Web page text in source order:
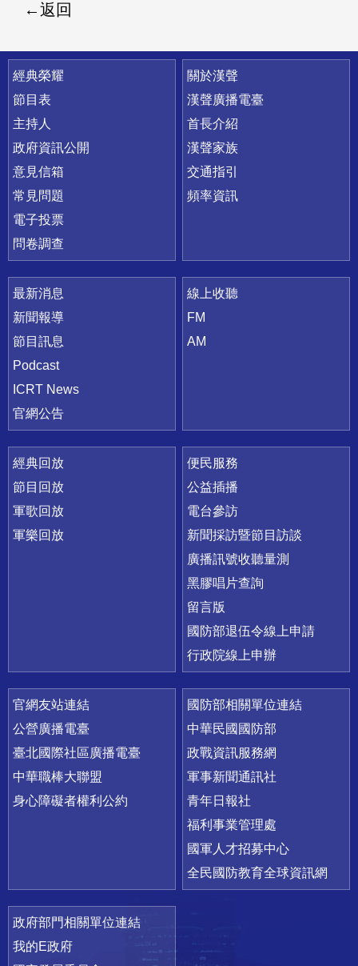
返回
快速連結
經典榮耀
節目表
主持人
政府資訊公開
意見信箱
常見問題
電子投票
問卷調查
關於漢聲
漢聲廣播電臺
首長介紹
漢聲家族
交通指引
頻率資訊
最新消息
新聞報導
節目訊息
Podcast
ICRT News
官網公告
線上收聽
FM
AM
經典回放
節目回放
軍歌回放
軍樂回放
便民服務
公益插播
電台參訪
新聞採訪暨節目訪談
廣播訊號收聽量測
黑膠唱片查詢
留言版
國防部退伍令線上申請
行政院線上申辦
官網友站連結
公營廣播電臺
臺北國際社區廣播電臺
中華職棒大聯盟
身心障礙者權利公約
國防部相關單位連結
中華民國國防部
政戰資訊服務網
軍事新聞通訊社
青年日報社
福利事業管理處
國軍人才招募中心
全民國防教育全球資訊網
政府部門相關單位連結
我的E政府